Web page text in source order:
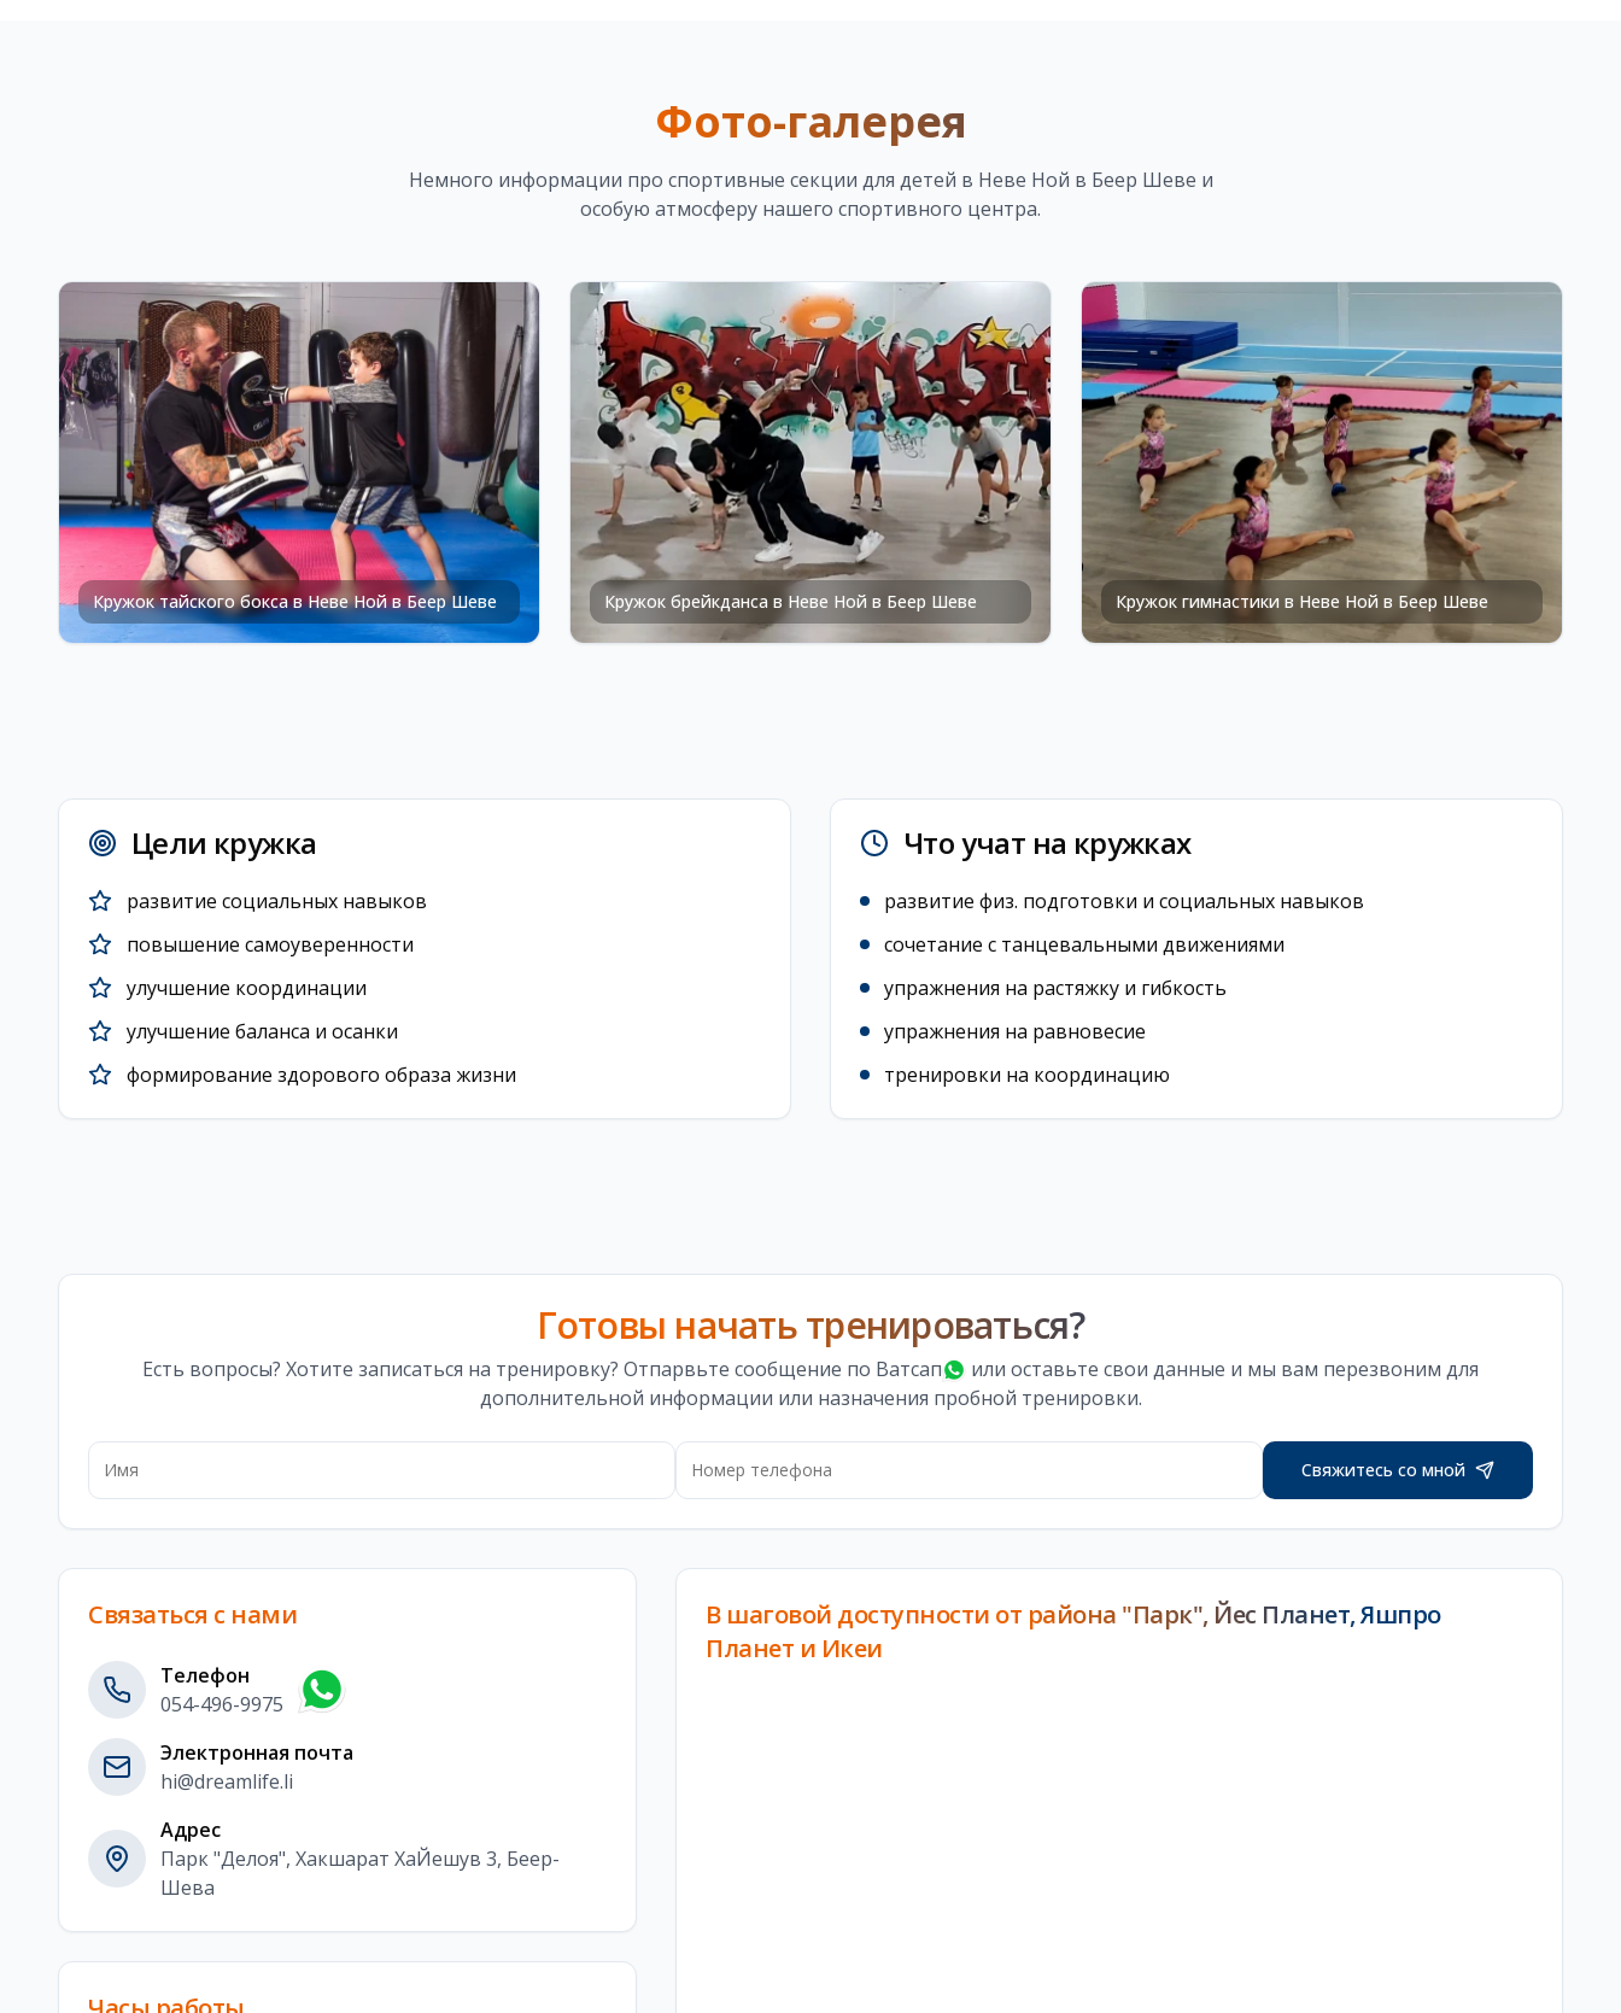
Фото-галерея
Немного информации про спортивные секции для детей в Неве Ной в Беер Шеве и
особую атмосферу нашего спортивного центра.
Кружок тайского бокса в Неве Ной в Беер Шеве Кружок брейкданса в Неве Ной в Беер Шеве Кружок гимнастики в Неве Ной в Беер Шеве
Цели кружка
развитие социальных навыков
повышение самоуверенности
улучшение координации
улучшение баланса и осанки
формирование здорового образа жизни
Что учат на кружках
развитие физ. подготовки и социальных навыков
сочетание с танцевальными движениями
упражнения на растяжку и гибкость
упражнения на равновесие
тренировки на координацию
Готовы начать тренироваться?
Есть вопросы? Хотите записаться на тренировку? Отпарвьте сообщение по Ватсап
или оставьте свои данные и мы вам перезвоним для
дополнительной информации или назначения пробной тренировки.
Свяжитесь со мной
Связаться с нами
Телефон
054-496-9975
Электронная почта
hi@dreamlife.li
Адрес
Парк "Делоя", Хакшарат ХаЙешув 3, Беер-
Шева
В шаговой доступности от района "Парк", Йес Планет, Яшпро
Планет и Икеи